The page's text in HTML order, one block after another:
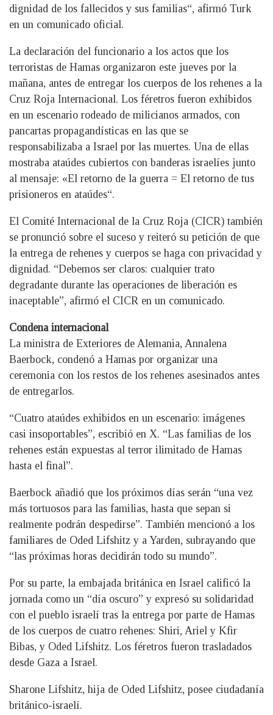
dignidad de los fallecidos y sus familias“, afirmó Turk
en un comunicado oficial.
La declaración del funcionario a los actos que los
terroristas de Hamas organizaron este jueves por la
mañana, antes de entregar los cuerpos de los rehenes a la
Cruz Roja Internacional. Los féretros fueron exhibidos
en un escenario rodeado de milicianos armados, con
pancartas propagandísticas en las que se
responsabilizaba a Israel por las muertes. Una de ellas
mostraba ataúdes cubiertos con banderas israelíes junto
al mensaje: «El retorno de la guerra = El retorno de tus
prisioneros en ataúdes“.
El Comité Internacional de la Cruz Roja (CICR) también
se pronunció sobre el suceso y reiteró su petición de que
la entrega de rehenes y cuerpos se haga con privacidad y
dignidad. “Debemos ser claros: cualquier trato
degradante durante las operaciones de liberación es
inaceptable”, afirmó el CICR en un comunicado.
Condena internacional
La ministra de Exteriores de Alemania, Annalena
Baerbock, condenó a Hamas por organizar una
ceremonia con los restos de los rehenes asesinados antes
de entregarlos.
“Cuatro ataúdes exhibidos en un escenario: imágenes
casi insoportables”, escribió en X. “Las familias de los
rehenes están expuestas al terror ilimitado de Hamas
hasta el final”.
Baerbock añadió que los próximos días serán “una vez
más tortuosos para las familias, hasta que sepan si
realmente podrán despedirse”. También mencionó a los
familiares de Oded Lifshitz y a Yarden, subrayando que
“las próximas horas decidirán todo su mundo”.
Por su parte, la embajada británica en Israel calificó la
jornada como un “día oscuro” y expresó su solidaridad
con el pueblo israelí tras la entrega por parte de Hamas
de los cuerpos de cuatro rehenes: Shiri, Ariel y Kfir
Bibas, y Oded Lifshitz. Los féretros fueron trasladados
desde Gaza a Israel.
Sharone Lifshitz, hija de Oded Lifshitz, posee ciudadanía
británico-israelí.